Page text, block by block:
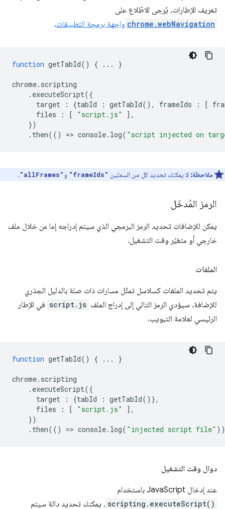
تعريف الإطارات، يُرجى الاطّلاع على
chrome.webNavigation واجهة برمجة التطبيقات.
function getTabId() { ... }
chrome. scripting
. executeScript({
target
: {tabId : getTabId(), frameIds : [
files
: [ "script.js"
],
})
. then(() => console. log( "script injected on
ملاحظة: لا يمكنك تحديد كل من السمتَين "frameIds" و "allFrames"
.
الرمز المُدخَل
يمكن للإضافات تحديد الرمز البرمجي الذي سيتم إدراجه إما من خلال ملف
خارجي أو متغيّر وقت التشغيل.
الملفات
يتم تحديد الملفات كسلاسل تمثّل مسارات ذات صلة بالدليل الجذري
للإضافة. سيؤدي الرمز التالي إلى إدراج الملف script.js في الإطار
الرئيسي لعلامة التبويب.
function getTabId() { ... }
chrome. scripting
. executeScript({
target
: {tabId : getTabId()},
files
: [ "script.js"
],
})
. then(() => console. log( "injected script file"
دوال وقت التشغيل
عند إدخال JavaScript باستخدام
scripting.executeScript() ، يمكنك تحديد دالة سيتم